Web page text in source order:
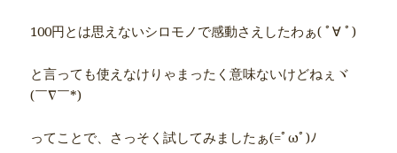
100円とは思えないシロモノで感動さえしたわぁ( ﾟ∀ ﾟ)
と言っても使えなけりゃまったく意味ないけどねぇヾ
(￣∇￣*)
ってことで、さっそく試してみましたぁ(=ﾟωﾟ)ﾉ